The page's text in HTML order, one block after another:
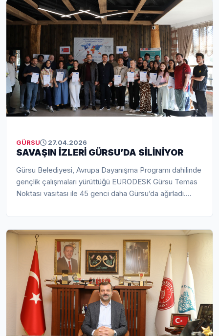
GÜRSU 27.04.2026
SAVAŞIN İZLERİ GÜRSU’DA SİLİNİYOR
Gürsu Belediyesi, Avrupa Dayanışma Programı dahilinde
gençlik çalışmaları yürüttüğü EURODESK Gürsu Temas
Noktası vasıtası ile 45 genci daha Gürsu’da ağırladı.
kapsamında gelen gençlere, ülkelerindeki savaşın
izlerini unutturmak, kriz dönemlerinin etkilerini
unutturmak, çatışma bölgelerindeki gençlerin uyumunu
sağlamak amacıyla faaliyetler gerçekleştirildi. 45 genç
Gürsu’da oldukça verimli bir programa katıldı.